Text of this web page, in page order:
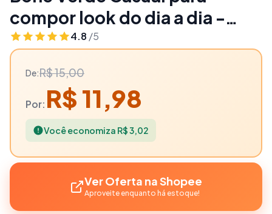
compor look do dia a dia -
20% OFF | Fashion
Accessories
4.8 /5
De:R$ 15,00
Por: R$ 11,98
Você economiza R$ 3,02
Ver Oferta na Shopee
Aproveite enquanto há estoque!